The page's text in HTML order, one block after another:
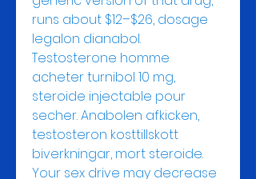
runs about $12–$26, dosage
legalon dianabol.
Testosterone homme
acheter turnibol 10 mg,
steroide injectable pour
secher. Anabolen afkicken,
testosteron kosttillskott
biverkningar, mort steroide.
Your sex drive may decrease